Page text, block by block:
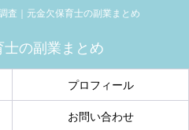
査｜元金欠保育士の副業まとめ
プロフィール
お問い合わせ